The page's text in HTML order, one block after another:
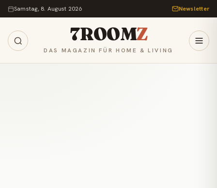
Zum Inhalt springen
Samstag, 8. August 2026 Newsletter
7ROOMZ
DAS MAGAZIN FÜR HOME & LIVING